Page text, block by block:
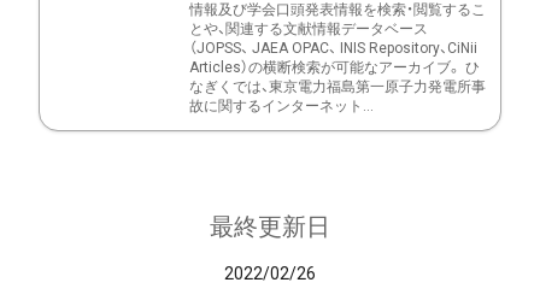
情報及び学会口頭発表情報を検索・閲覧するこ
とや、関連する文献情報データベース
（JOPSS、 JAEA OPAC、 INIS Repository、CiNii
Articles）の横断検索が可能なアーカイブ。 ひ
なぎくでは、東京電力福島第一原子力発電所事
故に関するインターネット...
最終更新日
2022/02/26